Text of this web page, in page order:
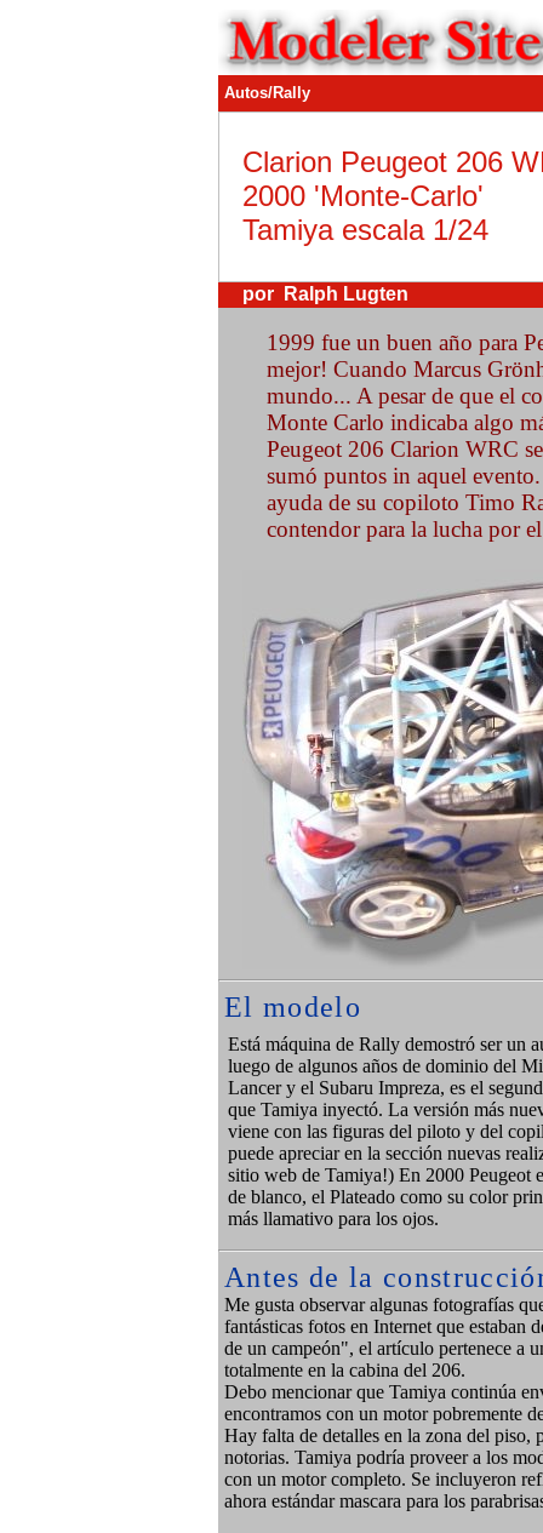
Autos/Rally
Clarion Peugeot 206
2000 'Monte-Carlo'
Tamiya escala 1/24
por Ralph Lugten
1999 fue un buen año para
mejor! Cuando Marcus
mundo... A pesar de que el
Monte Carlo indicaba algo
Peugeot 206 Clarion WRC
sumó puntos in aquel
ayuda de su copiloto Timo
contendor para la lucha por
El modelo
Está máquina de Rally demostró ser un
luego de algunos años de dominio del
Lancer y el Subaru Impreza, es el
que Tamiya inyectó. La versión más
viene con las figuras del piloto y del
puede apreciar en la sección nuevas
sitio web de Tamiya!) En 2000 Peugeot
de blanco, el Plateado como su color
más llamativo para los ojos.
Antes de la
Me gusta observar algunas fotografías
fantásticas fotos en Internet que estaban
de un campeón", el artículo pertenece a
totalmente en la cabina del 206.
Debo mencionar que Tamiya continúa
encontramos con un motor pobremente
Hay falta de detalles en la zona del piso,
notorias. Tamiya podría proveer a los
con un motor completo. Se incluyeron
ahora estándar mascara para los